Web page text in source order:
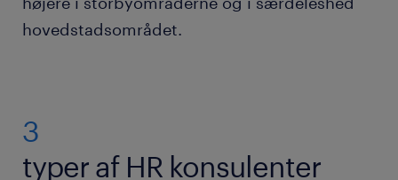
hovedstadsområdet.
3
typer af HR konsulenter